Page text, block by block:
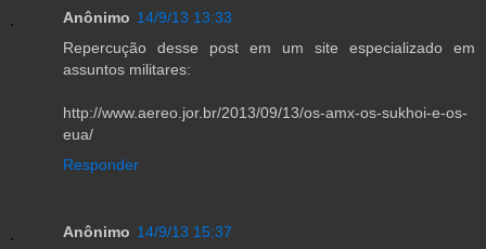
Anônimo 14/9/13 13:33
Repercução desse post em um site especializado em
assuntos militares:
http://www.aereo.jor.br/2013/09/13/os-amx-os-sukhoi-e-os-
eua/
Responder
Anônimo 14/9/13 15:37